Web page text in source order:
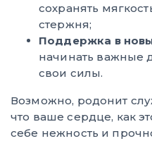
сохранять
стержня;
Поддержка в
начинать важные
свои силы.
Возможно, родонит
что ваше сердце, как
себе нежность и